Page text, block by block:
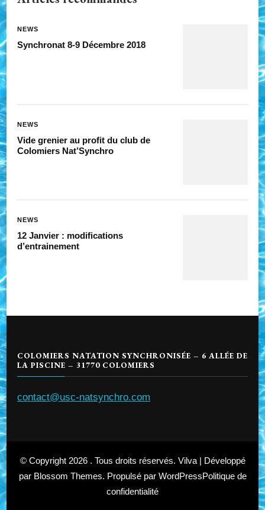
NEWS
Synchronat 8-9 Décembre 2018
NEWS
Vide grenier au profit du club de
Colomiers Nat’Synchro
NEWS
12 Janvier : modifications
d’entrainement
COLOMIERS NATATION SYNCHRONISÉE – 6 ALLÉE DE
LA PISCINE – 31770 COLOMIERS
contact@usc-natsynchro.com
© Copyright 2026 . Tous droits réservés. Vilva | Développé
par Blossom Themes. Propulsé par WordPressPolitique de
confidentialité